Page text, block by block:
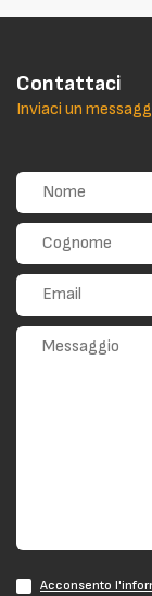
Contattaci
Inviaci un
Acconsento